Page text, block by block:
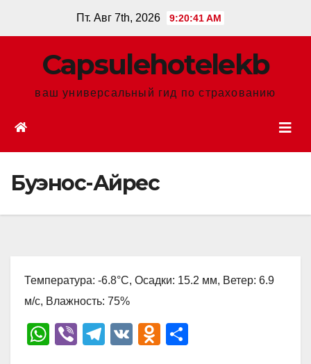
Пт. Авг 7th, 2026 9:20:42 AM
Сapsulehotelekb
ваш универсальный гид по страхованию
Буэнос-Айрес
Температура: -6.8°C, Осадки: 15.2 мм, Ветер: 6.9
м/с, Влажность: 75%
W
Vi
T
V
O